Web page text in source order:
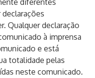
diferentes
Qualquer declaração
à imprensa
e está
totalidade pelas
neste comunicado.